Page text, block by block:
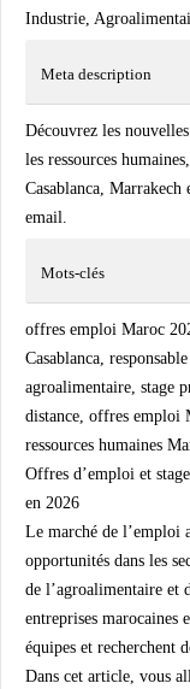
Industrie,
Meta description
Découvrez les
les ressources
Casablanca, Marrakech
email.
Mots-clés
offres emploi Maroc
Casablanca,
agroalimentaire, stage
distance, offres emploi
ressources humaines
Offres d’emploi et
en 2026
Le marché de l’emploi
opportunités dans les
de l’agroalimentaire et
entreprises marocaines
équipes et recherchent
Dans cet article, vous